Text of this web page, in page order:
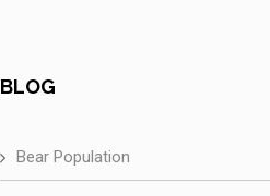
BLOG
Bear Population